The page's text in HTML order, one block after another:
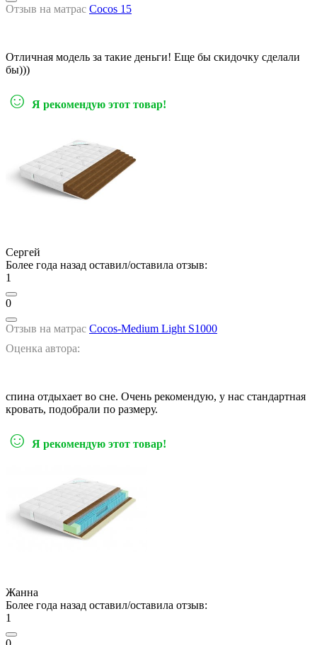
Отзыв на матрас Cocos 15
Отличная модель за такие деньги! Еще бы скидочку сделали
бы)))
☺ Я рекомендую этот товар!
Сергей
Более года назад оставил/оставила отзыв:
1
0
Отзыв на матрас Cocos-Medium Light S1000
Оценка автора:
спина отдыхает во сне. Очень рекомендую, у нас стандартная
кровать, подобрали по размеру.
☺ Я рекомендую этот товар!
Жанна
Более года назад оставил/оставила отзыв:
1